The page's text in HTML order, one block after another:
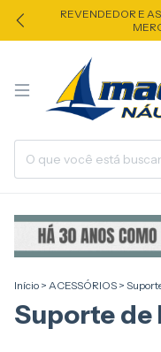
REVENDEDOR E
Início > ACESSÓRIOS >
Suporte